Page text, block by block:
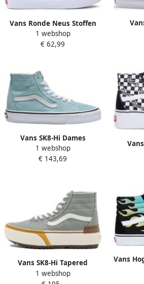
Vans Ronde Neus Stoffen
Sneakers voor Vrouwen
Pink Dames
1 webshop
€ 62,99
Vans SK8-Hi Dames
Schoenen Blauw Maat: 36.5
Textil Foot Locker
1 webshop
€ 143,69
Vans SK8-Hi Tapered
Stacked Laarzen Gray
1 webshop
Vans
en